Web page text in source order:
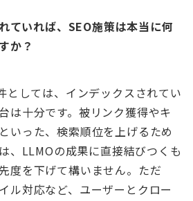
ていれば、SEO施策は本当に何
か？
としては、インデックスされてい
は十分です。被リンク獲得やキ
いった、検索順位を上げるため
、LLMOの成果に直接結びつくも
度を下げて構いません。ただ
ル対応など、ユーザーとクロー